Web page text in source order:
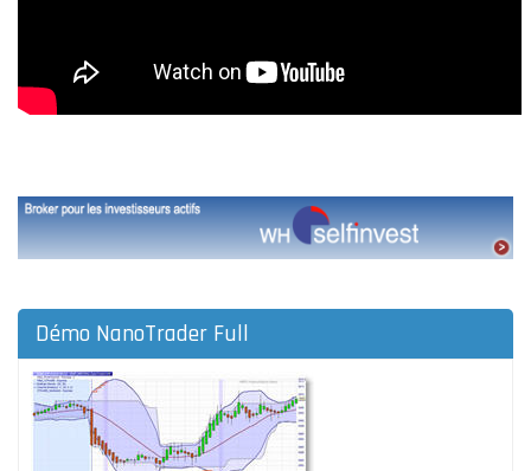
Démo NanoTrader Full